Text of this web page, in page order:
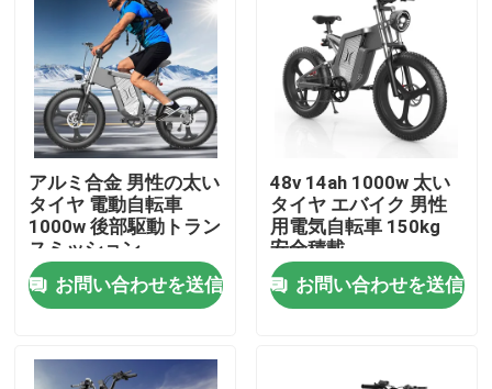
家
プロダクト
ビデオ
アルミ合金 男性の太い
タイヤ 電動自転車
1000w 後部駆動トラン
スミッション
お問い合わせを送信
48v 14ah 1000w 太い
タイヤ エバイク 男性
用電気自転車 150kg
安全積載
お問い合わせを送信